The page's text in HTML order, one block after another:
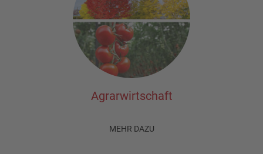
Agrarwirtschaft
MEHR DAZU